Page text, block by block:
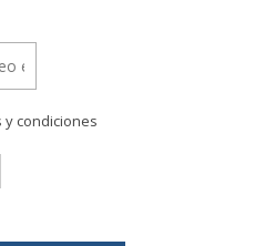
y condiciones